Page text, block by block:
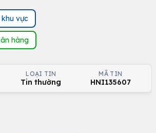
vực
hàng
LOẠI TIN
Tin thường
MÃ TIN
HNI135607